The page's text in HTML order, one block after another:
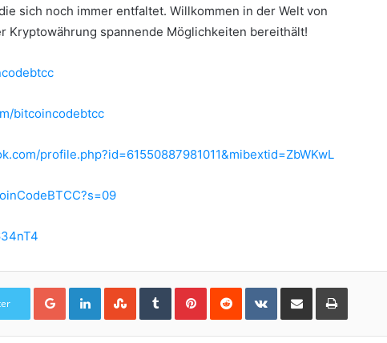
sich noch immer entfaltet. Willkommen in der Welt von
Kryptowährung spannende Möglichkeiten bereithält!
bitcoincodebtcc
profile.php?id=61550887981011&mibextid=ZbWKwL
Google+LinkedInStumbleUpon
TumblrPinterestReddit VKontakte
Share via Email Print